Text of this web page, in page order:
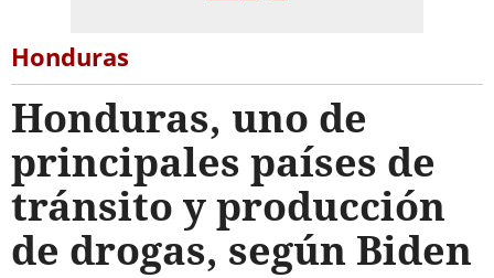
Honduras
Honduras, uno de
principales países de
tránsito y producción
de drogas, según Biden